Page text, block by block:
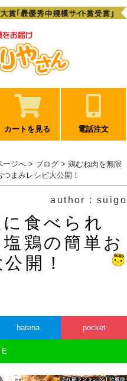
カートを見る 電話注文
ージへ > ブログ > 鶏むね肉を無限
まみレシピ大公開！
author : suigo
食べられ
鶏の簡単お
開！
hatena pocket
E